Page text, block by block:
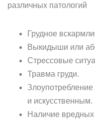
различных патологий
Грудное
Выкидыши или
Стрессовые
Травма груди.
и искусственным.
Наличие